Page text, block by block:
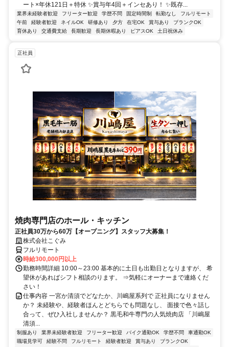
ート×年休121日＋特休 ✨賞与年4回＋インセあり！ ✨既存...
業界未経験者歓迎 フリーター歓迎 学歴不問 固定時間制 転勤なし
フルリモート
午前
経験者歓迎 ネイルOK 研修あり 夕方 在宅OK 賞与あり
ブランクOK
育休あり
交通費支給 長期歓迎 長期休暇あり ピアスOK 土日祝休み
正社員
焼肉専門店のホール・キッチン
正社員30万から60万【オープニング】スタッフ大募集！
株式会社こぐみ
フルリモート
時給300,000円以上
勤務時間詳細 10:00～23:00 基本的に土日も出勤日となりますが、 希
望休があればシフト相談のります。 ⇒気軽にオーナーまで連絡くだ
さい！
仕事内容 一宮か清須でどなたか、川嶋屋系列で 正社員になりません
か？ 未経験や、経験者ほんとどちらでも問題なし、 面接で色々話し
合って、ぜひ入社しませんか？ 黒毛和牛専門の人気焼肉店 「川嶋屋
清須...
制服あり 業界未経験者歓迎 フリーター歓迎 バイク通勤OK 学歴不問
車通勤OK
職場見学可
経験不問 フルリモート 経験者歓迎 賞与あり ブランクOK